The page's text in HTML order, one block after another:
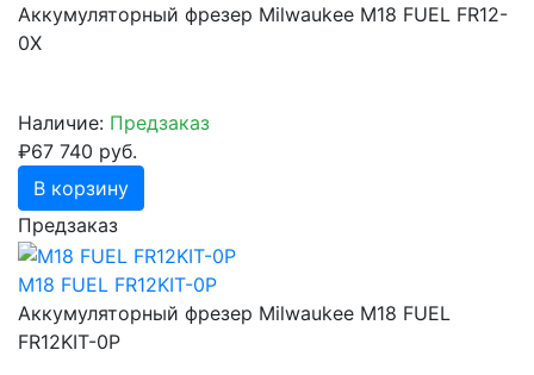
Аккумуляторный фрезер Milwaukee M18 FUEL FR12-
0X
Наличие: Предзаказ
₽67 740 руб.
В корзину
Предзаказ
M18 FUEL FR12KIT-0P
Аккумуляторный фрезер Milwaukee M18 FUEL
FR12KIT-0P